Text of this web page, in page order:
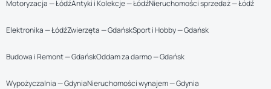
Motoryzacja — ŁódźAntyki i Kolekcje — ŁódźNieruchomości sprzedaż — Łódź
Elektronika — ŁódźZwierzęta — GdańskSport i Hobby — Gdańsk
Budowa i Remont — GdańskOddam za darmo — Gdańsk
Wypożyczalnia — GdyniaNieruchomości wynajem — Gdynia